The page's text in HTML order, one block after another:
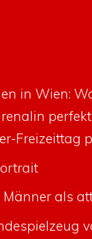
in Wien:
Freizeittag
als